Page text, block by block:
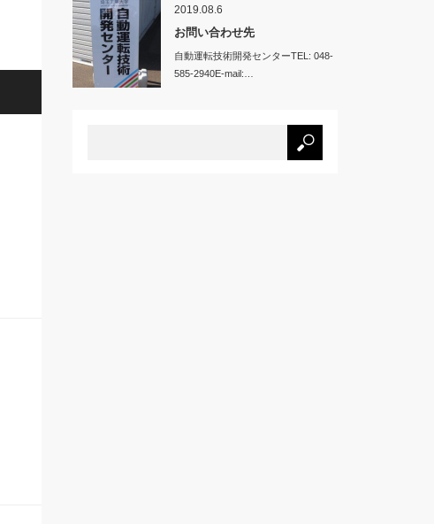
2019.08.6
お問い合わせ先
自動運転技術開発センターTEL: 048-
585-2940E-mail:…